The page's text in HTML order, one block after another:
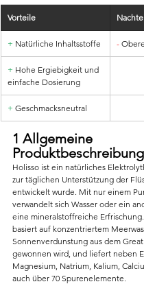
Vorteile
+ Natürliche Inhaltsstoffe -
+ Hohe Ergiebigkeit und
einfache Dosierung
+ Geschmacksneutral
1 Allgemeine
Produktbeschreibung
Holisso ist ein natürliches
zur täglichen Unterstützung der
entwickelt wurde. Mit nur einem
verwandelt sich Wasser oder ein
eine mineralstoffreiche
basiert auf konzentriertem
Sonnenverdunstung aus dem
gewonnen wird, und liefert neben
Magnesium, Natrium, Kalium,
auch über 70 Spurenelemente.